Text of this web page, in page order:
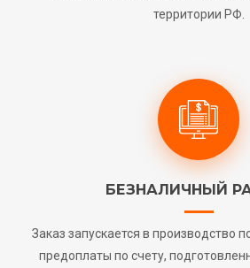
территории РФ.
БЕЗНАЛИЧНЫЙ
Заказ запускается в производство
предоплаты по счету,